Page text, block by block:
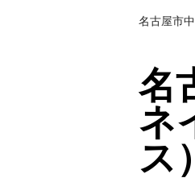
名古屋市
名
ネ
ス）